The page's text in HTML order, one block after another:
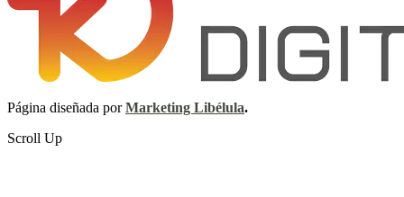
Página diseñada porMarketing Libélula.
Scroll Up